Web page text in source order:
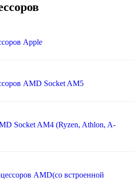
Apple
AMD Socket AM5
Socket AM4 (Ryzen, Athlon, A-
AMD(со встроенной